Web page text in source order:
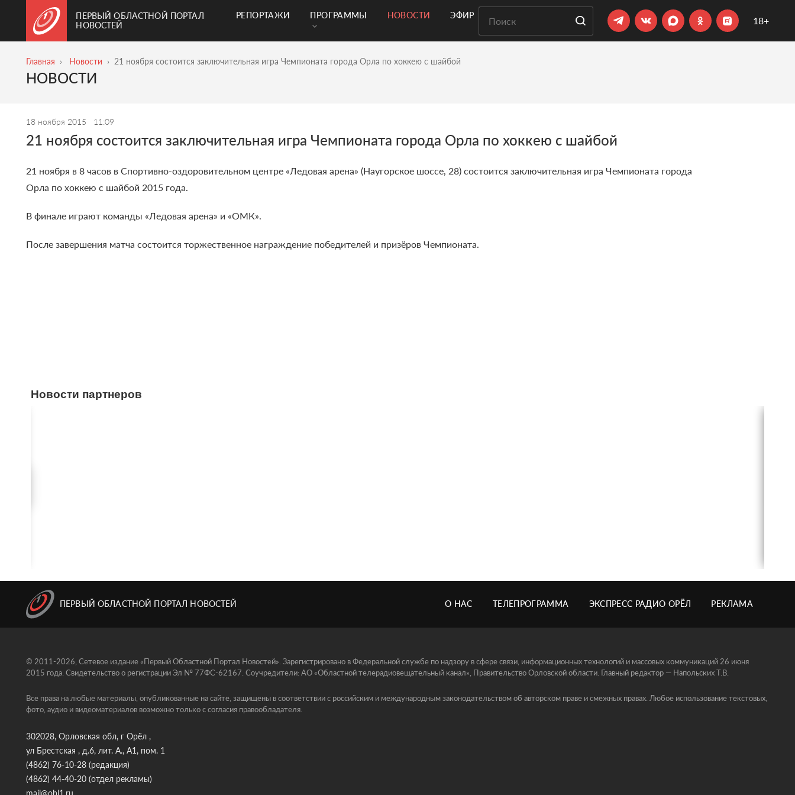
ПЕРВЫЙ ОБЛАСТНОЙ ПОРТАЛ
НОВОСТЕЙ
РЕПОРТАЖИ ПРОГРАММЫ НОВОСТИ ЭФИР 18+
Главная Новости 21 ноября состоится заключительная игра Чемпионата города Орла по хоккею с шайбой
НОВОСТИ
18 ноября 2015 11:09
21 ноября состоится заключительная игра Чемпионата города Орла по хоккею с шайбой
21 ноября в 8 часов в Спортивно-оздоровительном центре «Ледовая арена» (Наугорское шоссе, 28) состоится заключительная игра Чемпионата города
Орла по хоккею с шайбой 2015 года.
В финале играют команды «Ледовая арена» и «ОМК».
После завершения матча состоится торжественное награждение победителей и призёров Чемпионата.
Новости партнеров
ПЕРВЫЙ ОБЛАСТНОЙ ПОРТАЛ НОВОСТЕЙ О НАС ТЕЛЕПРОГРАММА ЭКСПРЕСС РАДИО ОРЁЛ РЕКЛАМА
© 2011-2026, Сетевое издание «Первый Областной Портал Новостей». Зарегистрировано в Федеральной службе по надзору в сфере связи, информационных технологий и массовых коммуникаций 26 июня
2015 года. Свидетельство о регистрации Эл № 77ФС-62167. Соучредители: АО «Областной телерадиовещательный канал», Правительство Орловской области. Главный редактор — Напольских Т.В.
Все права на любые материалы, опубликованные на сайте, защищены в соответствии с российским и международным законодательством об авторском праве и смежных правах. Любое использование текстовых,
фото, аудио и видеоматериалов возможно только с согласия правообладателя.
302028, Орловская обл, г Орёл ,
ул Брестская , д.6, лит. А., А1, пом. 1
(4862) 76-10-28 (редакция)
(4862) 44-40-20 (отдел рекламы)
mail@obl1.ru